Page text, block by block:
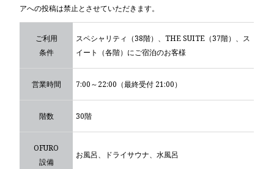
アへの投稿は禁止とさせていただきます。
ご利用
条件
スペシャリティ（38階）、THE SUITE（37階）、ス
イート（各階）にご宿泊のお客様
営業時間 7:00～22:00（最終受付 21:00）
階数 30階
OFURO
設備
お風呂、ドライサウナ、水風呂